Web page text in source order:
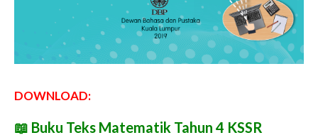
DOWNLOAD:
📖 Buku Teks Matematik Tahun 4 KSSR